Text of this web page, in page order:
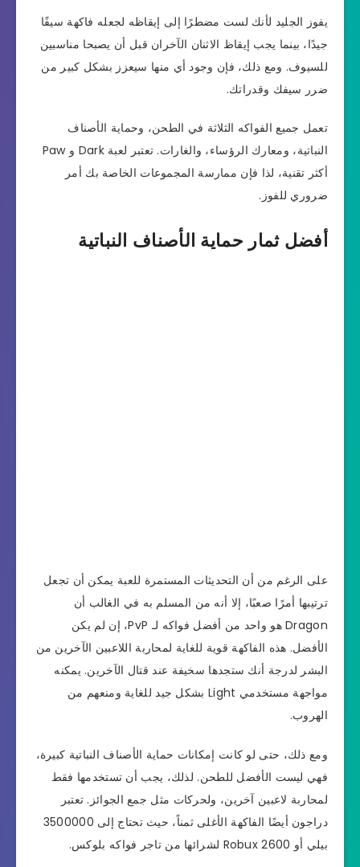
يفوز الجليد لأنك لست مضطرًا إلى إيقاظه لجعله فاكهة سيفًا
جيدًا، بينما يجب إيقاظ الاثنان الآخران قبل أن يصبحا مناسبين
للسيوف. ومع ذلك، فإن وجود أي منها سيعزز بشكل كبير من
ضرر سيفك وقدراتك.
تعمل جميع الفواكه الثلاثة في الطحن، وحماية الأصناف
النباتية، ومعارك الرؤساء، والغارات. تعتبر لعبة Dark و Paw
أكثر تقنية، لذا فإن ممارسة المجموعات الخاصة بك أمر
ضروري للفوز.
أفضل ثمار حماية الأصناف النباتية
على الرغم من أن التحديثات المستمرة للعبة يمكن أن تجعل
ترتيبها أمرًا صعبًا، إلا أنه من المسلم به في الغالب أن
Dragon هو واحد من أفضل فواكه لـ PvP، إن لم يكن
الأفضل. هذه الفاكهة قوية للغاية لمحاربة اللاعبين الآخرين من
البشر لدرجة أنك ستجدها سخيفة عند قتال الآخرين. يمكنه
مواجهة مستخدمي Light بشكل جيد للغاية ومنعهم من
الهروب.
ومع ذلك، حتى لو كانت إمكانات حماية الأصناف النباتية كبيرة،
فهي ليست الأفضل للطحن. لذلك، يجب أن تستخدمها فقط
لمحاربة لاعبين آخرين، ولحركات مثل جمع الجوائز. تعتبر
دراجون أيضًا الفاكهة الأغلى ثمناً، حيث تحتاج إلى 3500000
بيلي أو 2600 Robux لشرائها من تاجر فواكه بلوكس.